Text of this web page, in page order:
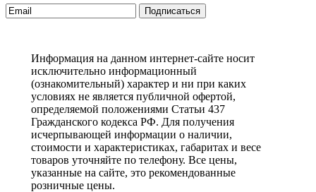
Подписаться
Информация на данном интернет-сайте носит
исключительно информационный
(ознакомительный) характер и ни при каких
условиях не является публичной офертой,
определяемой положениями Статьи 437
Гражданского кодекса РФ. Для получения
исчерпывающей информации о наличии,
стоимости и характеристиках, габаритах и весе
товаров уточняйте по телефону. Все цены,
указанные на сайте, это рекомендованные
розничные цены.